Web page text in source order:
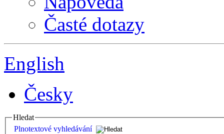
Časté dotazy
English
Česky
Hledat
Plnotextové vyhledávání